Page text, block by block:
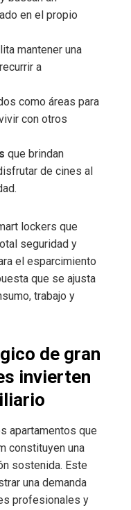
en el propio
mantener una
a
como áreas para
con otros
que brindan
de cines al
lockers que
seguridad y
el esparcimiento
que se ajusta
trabajo y
de gran
invierten
apartamentos que
constituyen una
sostenida. Este
una demanda
profesionales y